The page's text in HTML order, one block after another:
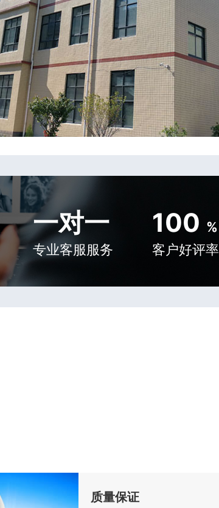
一对一
专业客服服务
100 %
客户好评率
质量保证